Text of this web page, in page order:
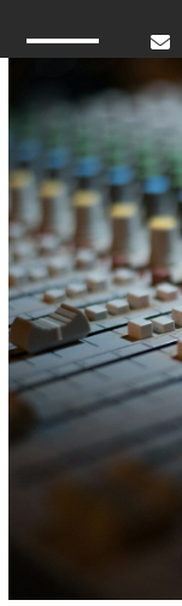
mobile
menu
mobile
menu